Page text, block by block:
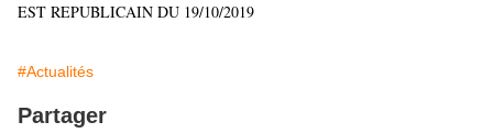
EST REPUBLICAIN DU 19/10/2019
#Actualités
Partager